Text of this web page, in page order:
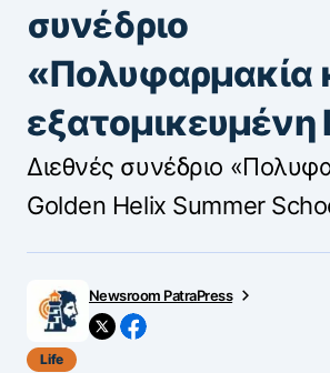
συνέδριο
«Πολυφαρμακία
εξατομικευμένη
Διεθνές συνέδριο
Golden Helix Summer
Newsroom PatraPress
Life